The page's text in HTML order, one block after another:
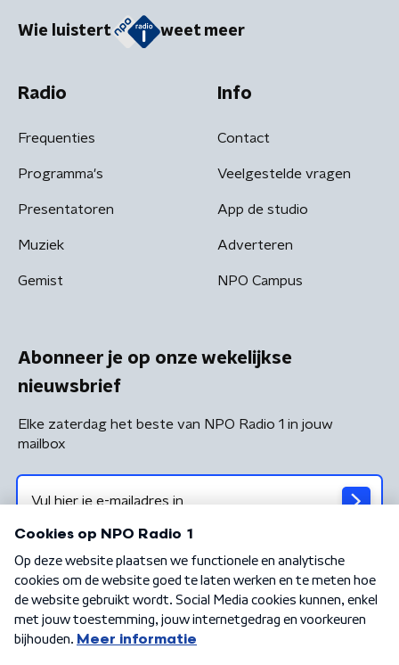
Wie luistert weet meer
Radio
Frequenties
Programma's
Presentatoren
Muziek
Gemist
Info
Contact
Veelgestelde vragen
App de studio
Adverteren
NPO Campus
Abonneer je op onze wekelijkse
nieuwsbrief
Elke zaterdag het beste van NPO Radio 1 in jouw
mailbox
Algemene voorwaarden